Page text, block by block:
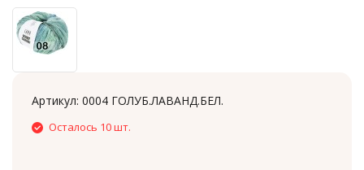
Артикул: 0004 ГОЛУБ.ЛАВАНД.БЕЛ.
Осталось 10 шт.